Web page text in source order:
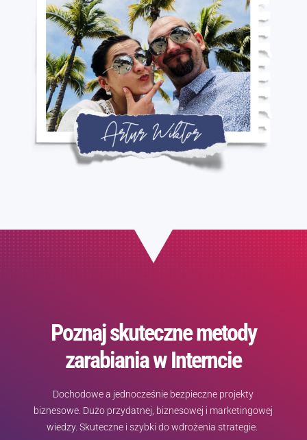
Poznaj skuteczne metody
zarabiania w Interncie
Dochodowe a jednocześnie bezpieczne projekty
biznesowe. Dużo przydatnej, biznesowej i marketingowej
wiedzy. Skuteczne i szybki do wdrożenia strategie.